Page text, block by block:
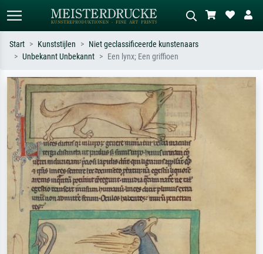
Zoek op kunstenaar, titel of stijl – bijv.
Monet, Sterrennacht, impressionisme,
Hokusai-golf, naakt.
Beschrijf de scène – bijv. groene
weide, abstract met veel rood, donker
olieverfschilderij, staand naakt naast
een boom.
Start Kunststijlen
Niet geclassificeerde kunstenaars
Unbekannt Unbekannt
Een lynx; Een griffioen